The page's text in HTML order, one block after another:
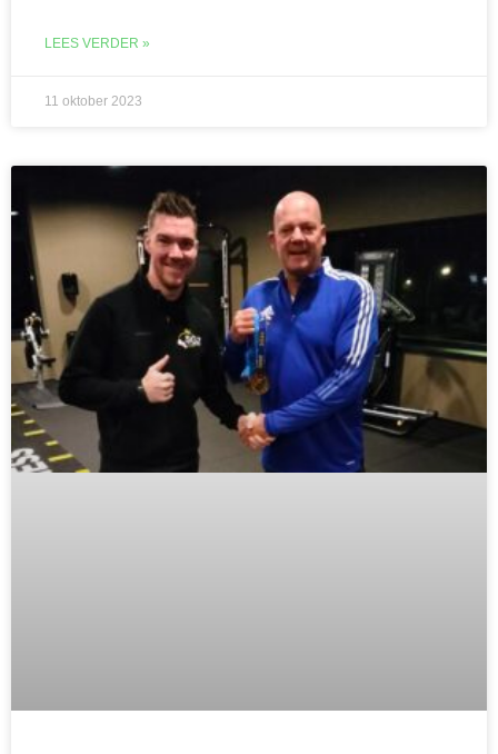
LEES VERDER »
11 oktober 2023